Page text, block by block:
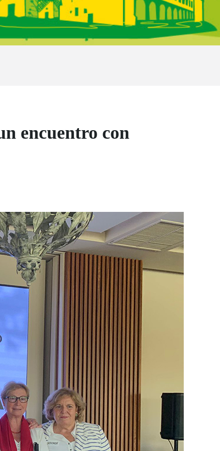
encuentro con